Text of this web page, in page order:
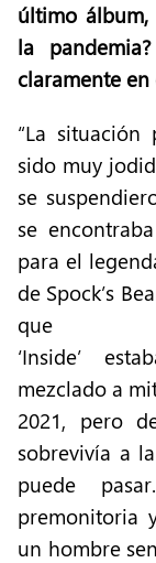
último álbum,
la
claramente
“La
sido muy
se
se
para el
de Spock’s
que
‘Inside’
mezclado a
2021, pero
sobrevivía a
puede
premonitoria
un hombre